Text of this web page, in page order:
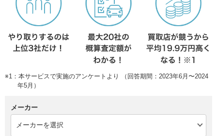
※1：本サービスで実施のアンケートより （回答期間：2023年6月〜2024
年5月）
メーカー